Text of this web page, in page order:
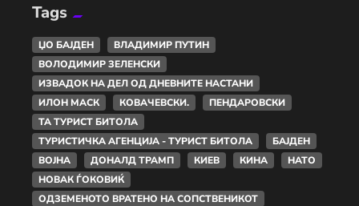
Tags
ЏО БАЈДЕН
ВЛАДИМИР ПУТИН
ВОЛОДИМИР ЗЕЛЕНСКИ
ИЗВАДОК НА ДЕЛ ОД ДНЕВНИТЕ НАСТАНИ
ИЛОН МАСК
КОВАЧЕВСКИ.
ПЕНДАРОВСКИ
ТА ТУРИСТ БИТОЛА
ТУРИСТИЧКА АГЕНЦИЈА - ТУРИСТ БИТОЛА
БАЈДЕН
ВОЈНА
ДОНАЛД ТРАМП КИЕВ КИНА
НАТО
НОВАК ЃОКОВИЌ
ОДЗЕМЕНОТО ВРАТЕНО НА СОПСТВЕНИКОТ